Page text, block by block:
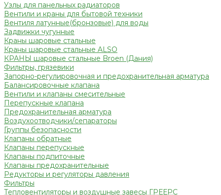
Узлы для панельных радиаторов
Вентили и краны для бытовой техники
Вентиля латунные(бронзовые) для воды
Задвижки чугунные
Краны шаровые стальные
Краны шаровые стальные ALSO
КРАНЫ шаровые стальные Broen (Дания)
Фильтры, грязевики
Запорно-регулировочная и предохранительная арматура
Балансировочные клапана
Вентили и клапаны смесительные
Перепускные клапана
Предохранительная арматура
Воздухоотводчики/сепараторы
Группы безопасности
Клапаны обратные
Клапаны перепускные
Клапаны подпиточные
Клапаны предохранительные
Редукторы и регуляторы давления
Фильтры
Тепловентиляторы и воздушные завесы ГРЕЕРС